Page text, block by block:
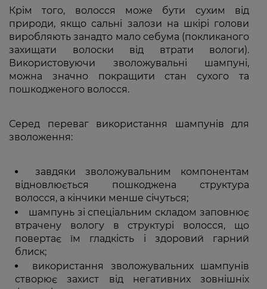
Крім того, волосся може бути сухим від
природи, якщо сальні залози на шкірі голови
виробляють занадто мало себума (покликаного
захищати волоски від втрати вологи).
Використовуючи зволожувальні шампуні,
можна значно покращити стан сухого та
пошкодженого волосся.
Серед переваг використання шампунів для
зволоження:
завдяки зволожувальним компонентам
відновлюється пошкоджена структура
волосся, а кінчики менше січуться;
шампунь зі спеціальним складом заповнює
втрачену вологу в структурі волосся, що
повертає їм гладкість і здоровий гарний
блиск;
використання зволожувальних шампунів
створює захист від негативних зовнішніх